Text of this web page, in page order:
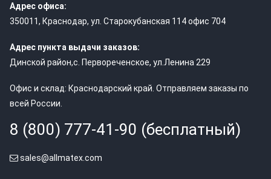
Адрес офиса:
350011, Краснодар, ул. Старокубанская 114 офис 704
Адрес пункта выдачи заказов:
Динской район,с. Первореченское, ул.Ленина 229
Офис и склад: Краснодарский край. Отправляем заказы по
всей России.
8 (800) 777-41-90 (бесплатный)
sales@allmatex.com